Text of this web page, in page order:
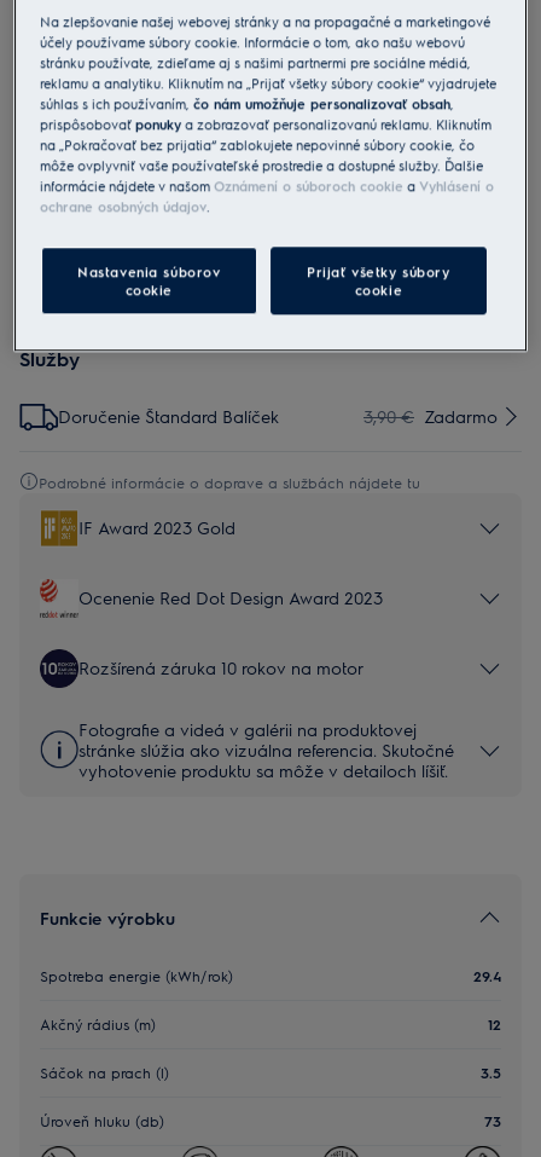
4.7 (370)
Benefity
Vreckový čistič Hygienic 600 s antialergickým filtrom a vreckami S-
bag®.
Vysoký výkon prinášajúci viditeľné výsledky po vysávaní.
Kompletné ovládanie nastavení pri upratovaní nohou.
Bezpečnostné pokyny a upozornenia podľa nariadenia EÚ
2023/988 sú uvedené v návode na použitie. Pre bezpečné
Služby
Doručenie Štandard Balíček 3,90 € Zadarmo
Podrobné informácie o doprave a službách nájdete tu
IF Award 2023 Gold
Ocenenie Red Dot Design Award 2023
Rozšírená záruka 10 rokov na motor
Fotografie a videá v galérii na produktovej
stránke slúžia ako vizuálna referencia. Skutočné
vyhotovenie produktu sa môže v detailoch líšiť.
Funkcie výrobku
Spotreba energie (kWh/rok) 29.4
Akčný rádius (m) 12
Sáčok na prach (l) 3.5
Úroveň hluku (db) 73
Na zlepšovanie našej webovej stránky a na propagačné a marketingové
účely používame súbory cookie. Informácie o tom, ako našu webovú
stránku používate, zdieľame aj s našimi partnermi pre sociálne médiá,
reklamu a analytiku. Kliknutím na „Prijať všetky súbory cookie“ vyjadrujete
súhlas s ich používaním,čo nám umožňuje personalizovať obsah,
prispôsobovaťponuky a zobrazovať personalizovanú reklamu. Kliknutím
na „Pokračovať bez prijatia“ zablokujete nepovinné súbory cookie, čo
môže ovplyvniť vaše používateľské prostredie a dostupné služby. Ďalšie
informácie nájdete v našomOznámení o súboroch cookie a Vyhlásení o
ochrane osobných údajov.
Nastavenia súborov
cookie
Prijať všetky súbory
cookie